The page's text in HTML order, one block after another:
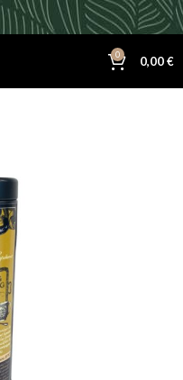
0 0,00€